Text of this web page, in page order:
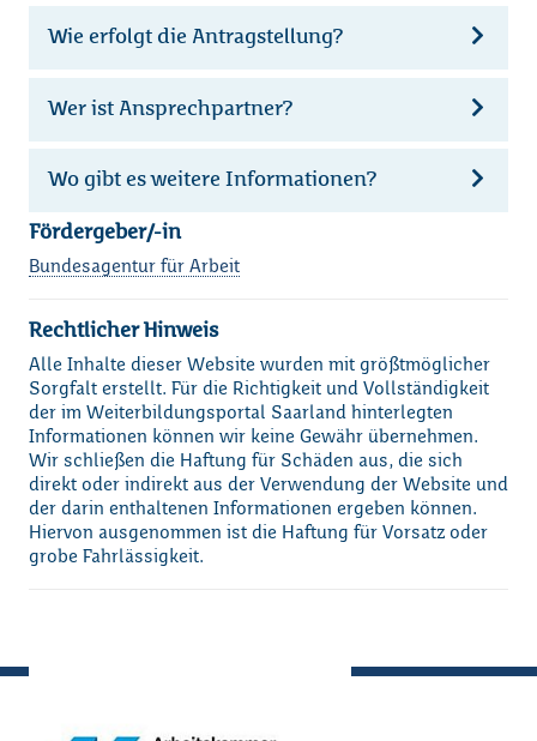
Wie erfolgt die Antragstellung?
Wer ist Ansprechpartner?
Wo gibt es weitere Informationen?
Fördergeber/-in
Bundesagentur für Arbeit
Rechtlicher Hinweis
Alle Inhalte dieser Website wurden mit größtmöglicher
Sorgfalt erstellt. Für die Richtigkeit und Vollständigkeit
der im Weiterbildungsportal Saarland hinterlegten
Informationen können wir keine Gewähr übernehmen.
Wir schließen die Haftung für Schäden aus, die sich
direkt oder indirekt aus der Verwendung der Website und
der darin enthaltenen Informationen ergeben können.
Hiervon ausgenommen ist die Haftung für Vorsatz oder
grobe Fahrlässigkeit.